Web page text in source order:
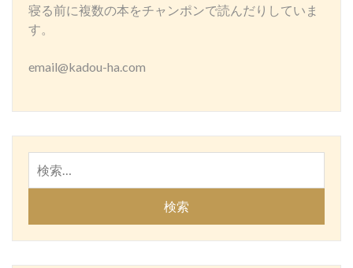
寝る前に複数の本をチャンポンで読んだりしていま
す。
email@kadou-ha.com
索: